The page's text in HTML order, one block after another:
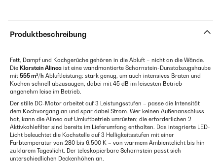
Produktbeschreibung
Fett, Dampf und Kochgerüche gehören in die Abluft – nicht an die Wände.
Die Klarstein Alinea ist eine wandmontierte Schornstein-Dunstabzugshaube
mit 555 m³/h Abluftleistung: stark genug, um auch intensives Braten und
Kochen schnell abzusaugen, dabei mit 45 dB im leisesten Betrieb
angenehm leise im Betrieb.
Der stille DC-Motor arbeitet auf 3 Leistungsstufen – passe die Intensität
dem Kochvorgang an und spar dabei Strom. Wer keinen Außenanschluss
hat, kann die Alinea auf Umluftbetrieb umrüsten; die erforderlichen 2
Aktivkohlefilter sind bereits im Lieferumfang enthalten. Das integrierte LED-
Licht beleuchtet die Kochstelle auf 3 Helligkeitsstufen mit einer
Farbtemperatur von 280 bis 6.500 K – von warmem Ambientelicht bis hin
zu klarem Tageslicht. Der teleskopierbare Schornstein passt sich
unterschiedlichen Deckenhöhen an.